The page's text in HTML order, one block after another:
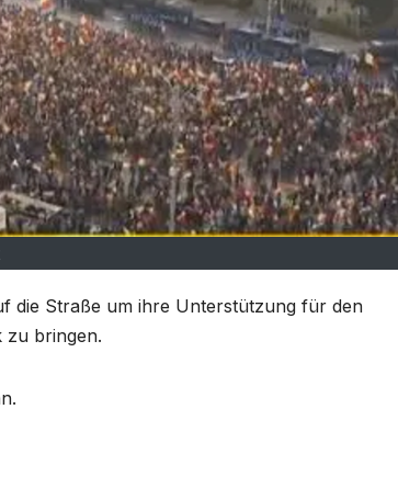
die Straße um ihre Unterstützung für den
zu bringen.